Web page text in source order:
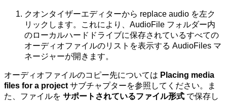
クオンタイザーエディターから replace audio を左ク
リックします。これにより、AudioFile フォルダー内
のローカルハードドライブに保存されているすべての
オーディオファイルのリストを表示する AudioFiles マ
ネージャーが開きます。
オーディオファイルのコピー先については Placing media
files for a project サブチャプターを参照してください。ま
た、ファイルを サポートされているファイル形式 で保存し